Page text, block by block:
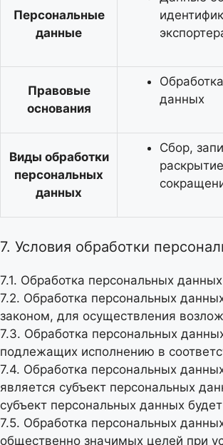
Персональные
данные
Правовые
основания
данных
Виды обработки
персональных
данных
Сбор,
7. Условия обработки
7.1. Обработка персональных
7.2. Обработка персональных
законом, для осуществления
7.3. Обработка персональных
подлежащих исполнению в
7.4. Обработка персональных
является субъект персональных
субъект персональных данных
7.5. Обработка персональных
общественно значимых целей при